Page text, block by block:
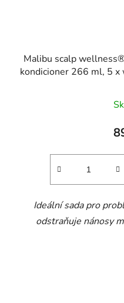
Malibu scalp
kondicioner 266 ml, 5 x
Ideální sada pro
odstraňuje nánosy